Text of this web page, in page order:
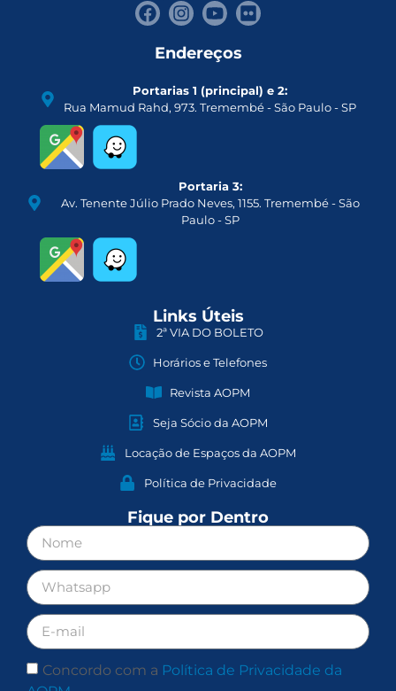
Endereços
Portarias 1 (principal) e 2:
Rua Mamud Rahd, 973. Tremembé - São Paulo - SP
Portaria 3:
Av. Tenente Júlio Prado Neves, 1155. Tremembé - São
Paulo - SP
Links Úteis
2ª VIA DO BOLETO
Horários e Telefones
Revista AOPM
Seja Sócio da AOPM
Locação de Espaços da AOPM
Política de Privacidade
Fique por Dentro
Concordo com a Política de Privacidade da